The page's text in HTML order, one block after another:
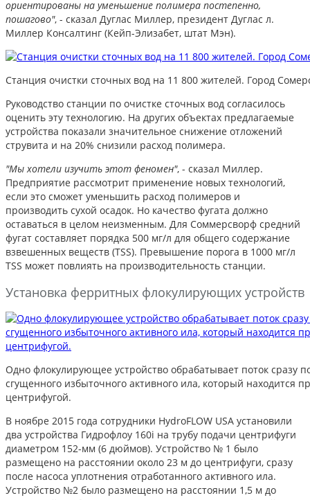
ориентированы на уменьшение полимера постепенно,
пошагово", - сказал Дуглас Миллер, президент Дуглас л.
Миллер Консалтинг (Кейп-Элизабет, штат Мэн).
Станция очистки сточных вод на 11 800 жителей. Город
Руководство станции по очистке сточных вод согласилось
оценить эту технологию. На других объектах предлагаемые
устройства показали значительное снижение отложений
струвита и на 20% снизили расход полимера.
"Мы хотели изучить этот феномен", - сказал Миллер.
Предприятие рассмотрит применение новых технологий,
если это сможет уменьшить расход полимеров и
производить сухой осадок. Но качество фугата должно
оставаться в целом неизменным. Для Соммерсворф средний
фугат составляет порядка 500 мг/л для общего содержание
взвешенных веществ (TSS). Превышение порога в 1000 мг/л
TSS может повлиять на производительность станции.
Установка ферритных флокулирующих устройств
Одно флокулирующее устройство обрабатывает поток сразу
сгущенного избыточного активного ила, который находится
центрифугой.
В ноябре 2015 года сотрудники HydroFLOW USA установили
два устройства Гидрофлоу 160i на трубу подачи центрифуги
диаметром 152-мм (6 дюймов). Устройство № 1 было
размещено на расстоянии около 23 м до центрифуги, сразу
после насоса уплотнения отработанного активного ила.
Устройство №2 было размещено на расстоянии 1,5 м до